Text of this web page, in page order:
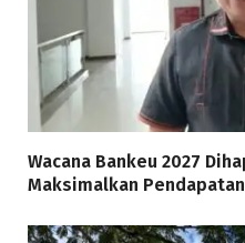
Wacana Bankeu 2027
Maksimalkan